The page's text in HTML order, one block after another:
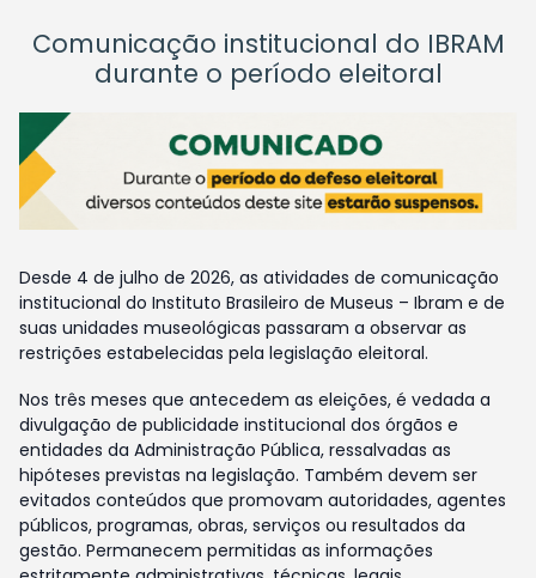
Comunicação institucional do IBRAM
durante o período eleitoral
Desde 4 de julho de 2026, as atividades de comunicação
institucional do Instituto Brasileiro de Museus – Ibram e de
suas unidades museológicas passaram a observar as
restrições estabelecidas pela legislação eleitoral.
Nos três meses que antecedem as eleições, é vedada a
divulgação de publicidade institucional dos órgãos e
entidades da Administração Pública, ressalvadas as
hipóteses previstas na legislação. Também devem ser
evitados conteúdos que promovam autoridades, agentes
públicos, programas, obras, serviços ou resultados da
gestão. Permanecem permitidas as informações